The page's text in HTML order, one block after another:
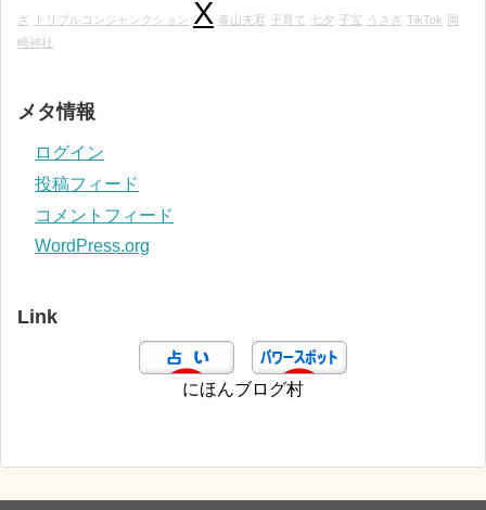
ざ トリプルコンジャンクション X 泰山夫君 子育て 七夕 子宝 うさぎ TikTok 岡
崎神社
メタ情報
ログイン
投稿フィード
コメントフィード
WordPress.org
Link
にほんブログ村